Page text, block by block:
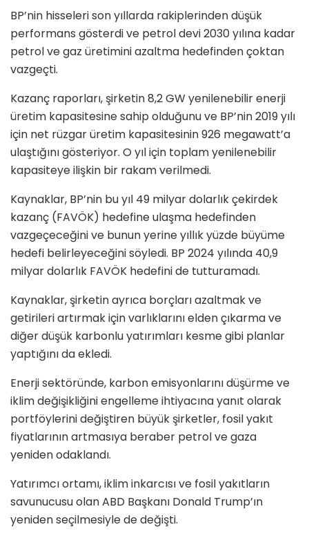
BP’nin hisseleri son yıllarda rakiplerinden düşük
performans gösterdi ve petrol devi 2030 yılına kadar
petrol ve gaz üretimini azaltma hedefinden çoktan
vazgeçti.
Kazanç raporları, şirketin 8,2 GW yenilenebilir enerji
üretim kapasitesine sahip olduğunu ve BP’nin 2019 yılı
için net rüzgar üretim kapasitesinin 926 megawatt’a
ulaştığını gösteriyor. O yıl için toplam yenilenebilir
kapasiteye ilişkin bir rakam verilmedi.
Kaynaklar, BP’nin bu yıl 49 milyar dolarlık çekirdek
kazanç (FAVÖK) hedefine ulaşma hedefinden
vazgeçeceğini ve bunun yerine yıllık yüzde büyüme
hedefi belirleyeceğini söyledi. BP 2024 yılında 40,9
milyar dolarlık FAVÖK hedefini de tutturamadı.
Kaynaklar, şirketin ayrıca borçları azaltmak ve
getirileri artırmak için varlıklarını elden çıkarma ve
diğer düşük karbonlu yatırımları kesme gibi planlar
yaptığını da ekledi.
Enerji sektöründe, karbon emisyonlarını düşürme ve
iklim değişikliğini engelleme ihtiyacına yanıt olarak
portföylerini değiştiren büyük şirketler, fosil yakıt
fiyatlarının artmasıya beraber petrol ve gaza
yeniden odaklandı.
Yatırımcı ortamı, iklim inkarcısı ve fosil yakıtların
savunucusu olan ABD Başkanı Donald Trump’ın
yeniden seçilmesiyle de değişti.